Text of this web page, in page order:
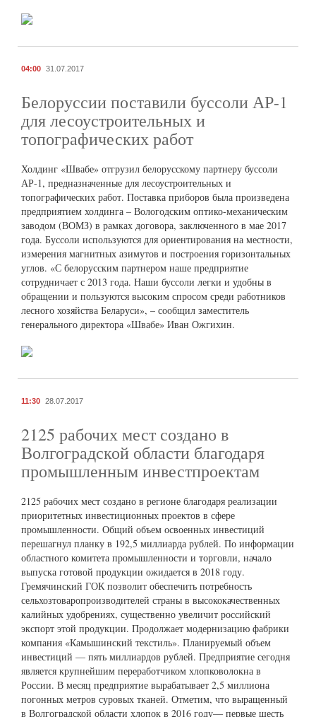
04:00 31.07.2017
Белоруссии поставили буссоли АР-1
для лесоустроительных и
топографических работ
Холдинг «Швабе» отгрузил белорусскому партнеру буссоли
АР-1, предназначенные для лесоустроительных и
топографических работ. Поставка приборов была произведена
предприятием холдинга – Вологодским оптико-механическим
заводом (ВОМЗ) в рамках договора, заключенного в мае 2017
года. Буссоли используются для ориентирования на местности,
измерения магнитных азимутов и построения горизонтальных
углов. «С белорусским партнером наше предприятие
сотрудничает с 2013 года. Наши буссоли легки и удобны в
обращении и пользуются высоким спросом среди работников
лесного хозяйства Беларуси», – сообщил заместитель
генерального директора «Швабе» Иван Ожгихин.
11:30 28.07.2017
2125 рабочих мест создано в
Волгоградской области благодаря
промышленным инвестпроектам
2125 рабочих мест создано в регионе благодаря реализации
приоритетных инвестиционных проектов в сфере
промышленности. Общий объем освоенных инвестиций
перешагнул планку в 192,5 миллиарда рублей. По информации
областного комитета промышленности и торговли, начало
выпуска готовой продукции ожидается в 2018 году.
Гремячинский ГОК позволит обеспечить потребность
сельхозтоваропроизводителей страны в высококачественных
калийных удобрениях, существенно увеличит российский
экспорт этой продукции. Продолжает модернизацию фабрики
компания «Камышинский текстиль». Планируемый объем
инвестиций — пять миллиардов рублей. Предприятие сегодня
является крупнейшим переработчиком хлопковолокна в
России. В месяц предприятие вырабатывает 2,5 миллиона
погонных метров суровых тканей. Отметим, что выращенный
в Волгоградской области хлопок в 2016 году— первые шесть